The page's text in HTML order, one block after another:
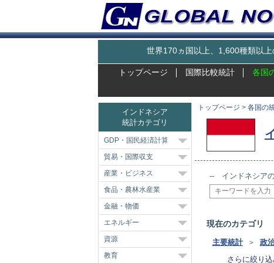
世界170ヵ国以上、1,600種類以
トップページ 国際比較統計 各国
トップページ > 各国の
-- インドネシア
現在のカテゴリ
主要統計＞ 政
さらに絞り込
インドネシア
統計カテゴリ
GDP・国民経済計算
貿易・国際収支
産業・ビジネス
食品・農林水産業
金融・物価
エネルギー
資源
教育